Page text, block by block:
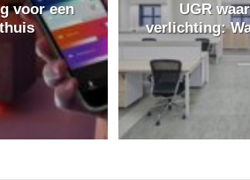
voor een
UGR
verlichting: